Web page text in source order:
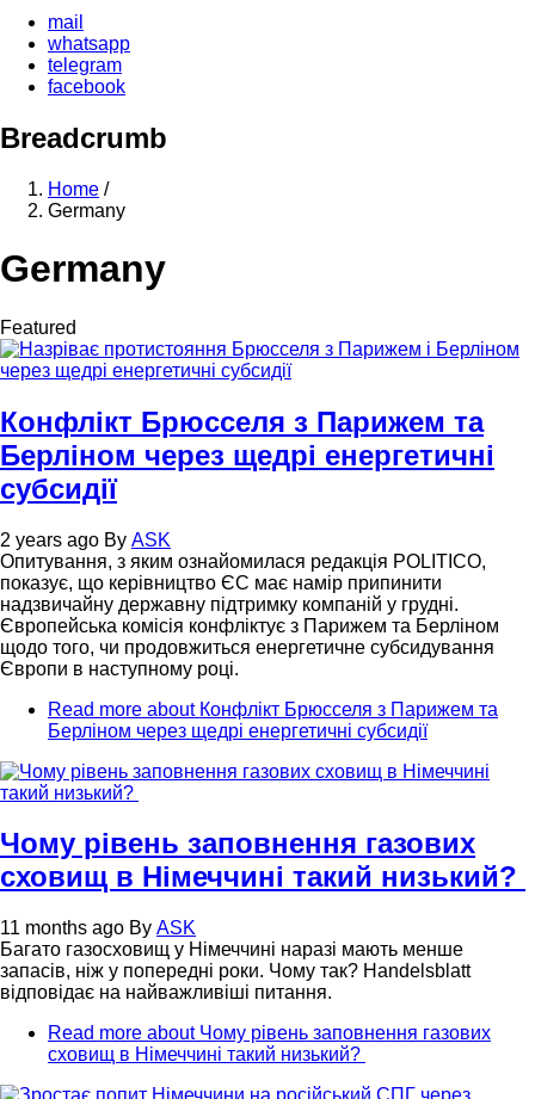
mail
whatsapp
telegram
facebook
Breadcrumb
Home /
Germany
Germany
Featured
Конфлікт Брюсселя з Парижем та
Берліном через щедрі енергетичні
субсидії
2 years ago By ASK
Опитування, з яким ознайомилася редакція POLITICO,
показує, що керівництво ЄС має намір припинити
надзвичайну державну підтримку компаній у грудні.
Європейська комісія конфліктує з Парижем та Берліном
щодо того, чи продовжиться енергетичне субсидування
Європи в наступному році.
Read more about Конфлікт Брюсселя з Парижем та
Берліном через щедрі енергетичні субсидії
Чому рівень заповнення газових
сховищ в Німеччині такий низький?
11 months ago By ASK
Багато газосховищ у Німеччині наразі мають менше
запасів, ніж у попередні роки. Чому так? Handelsblatt
відповідає на найважливіші питання.
Read more about Чому рівень заповнення газових
сховищ в Німеччині такий низький?